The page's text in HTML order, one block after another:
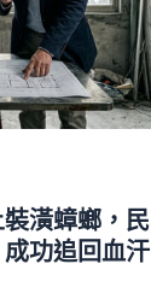
潢蟑螂，民
功追回血汗